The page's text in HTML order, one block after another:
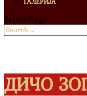
ГАЛЕРИЈА
Select Page
ДИЧО